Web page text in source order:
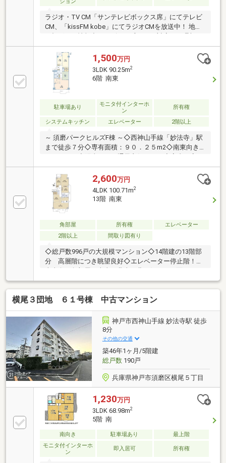
ラジオ・TV CM「サンテレビボックス席」にてテレビ
CM、「kissFM kobe」にてラジオCMを放送中！ 地域
に根ざした情報力とスピード感のある対応で、理想の
住まい探しをサポート致します♪
1,500万円
3LDK 90.25m2
6階 南東
駐車場あり
モニタ付インターホ
ン
所有権
システムキッチン エレベーター 2階以上
～ 須磨パークヒルズF棟 ～◇西神山手線「妙法寺」駅
まで徒歩７分◇専有面積：９０．２５m2◇南東向き
バルコニー◇陽当たり、通風良好です。◇室内丁寧に
使用しております。◇妙法寺駅にはショッピングセン
ター「リファーレ横尾」がございます。
2,600万円
4LDK 100.71m2
13階 南東
角部屋 所有権
エレベーター
2階以上
間取り図有り
◇総戸数996戸の大規模マンション◇14階建の13階部
分 高層階につき眺望良好◇エレベーター停止階！◇
南東向き角部屋 南東・北東・北西側、 三面にバル
コニーあり◇専有面積100.71㎡(壁芯)◇4LDKの間取り
◇キッチンに勝手口、 浴室に窓があります♪◇日
照・通風良好◇最寄り駅、小中学校、 スーパーマー
ケット、コンビニエンスストア まで徒歩10分以内！
【周辺環境】神戸市立南落合小学校まで約530m 徒歩7
分神戸市立友が丘中学校まで約730m 徒歩10分コープ
横尾まで約550m 徒歩7分ローソン神戸妙法寺荒打店ま
で約530m 徒歩7分道正台公園まで約120m 徒歩2分
横尾３団地 ６１号棟 中古マンション
神戸市西神山手線 妙法寺駅 徒歩
8分
その他の交通
築46年1ヶ月/5階建
総戸数190戸
兵庫県神戸市須磨区横尾５丁目
1,230万円
3LDK 68.98m2
5階 南
南向き 駐車場あり
最上階
モニタ付インターホ
ン
即入居可 所有権